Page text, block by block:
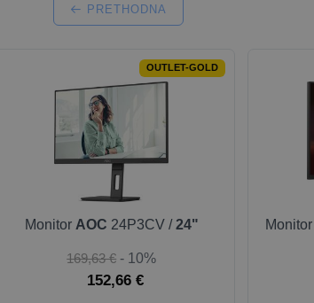
PRETHODNA
OUTLET-GOLD
Monitor AOC 24P3CV /24"
169,63 € - 10%
152,66 €
Monitor